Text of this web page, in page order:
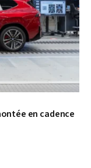
en cadence